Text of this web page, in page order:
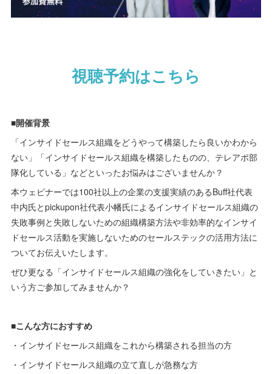
視聴予約はこちら
■開催背景
「インサイドセールス組織をどうやって構築したら良いかわから
ない」「インサイドセールス組織を構築したものの、テレアポ部
隊化している」などといったお悩みはございませんか？
本ウェビナーでは100社以上の企業の支援実績のあるBuff社代表
中内氏とpickupon社代表小幡氏によるインサイドセールス組織の
失敗事例と失敗しないための組織構築方法や非効率的なインサイ
ドセールス活動を実施しないためのセールステックの活用方法に
ついてお伝えいたします。
ぜひ更なる「インサイドセールス組織の強化をしていきたい」と
いう方ご参加してみませんか？
■こんな方におすすめ
・インサイドセールス組織をこれから構築される担当の方
・インサイドセールス組織の立て直しが急務な方